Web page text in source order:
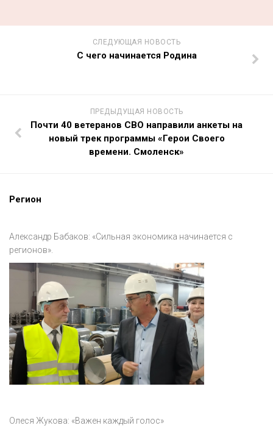
СЛЕДУЮЩАЯ НОВОСТЬ
С чего начинается Родина
ПРЕДЫДУЩАЯ НОВОСТЬ
Почти 40 ветеранов СВО направили анкеты на
новый трек программы «Герои Своего
времени. Смоленск»
Регион
Александр Бабаков: «Сильная экономика начинается с
регионов».
Олеся Жукова: «Важен каждый голос»